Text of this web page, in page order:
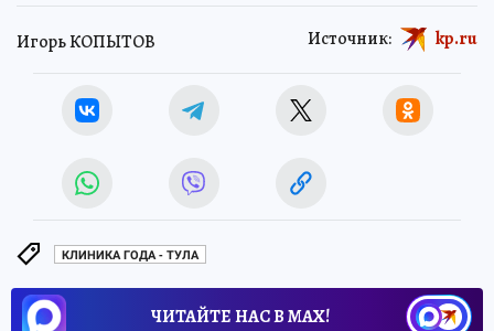
Игорь КОПЫТОВ Источник: kp.ru
КЛИНИКА ГОДА - ТУЛА
ЧИТАЙТЕ НАС В МАХ!